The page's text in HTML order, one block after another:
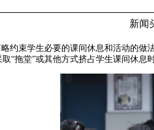
新
约束学生必要的课间休息和活动的
取“拖堂”或其他方式挤占学生课间